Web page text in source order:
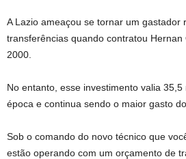
A Lazio ameaçou se tornar um gastador
transferências quando contratou Hernan
2000.
No entanto, esse investimento valia
época e continua sendo o maior gasto
Sob o comando do novo técnico que
estão operando com um orçamento de